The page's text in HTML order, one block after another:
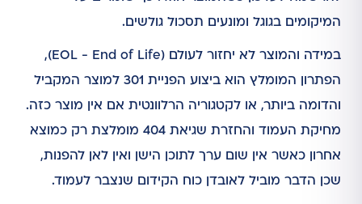
המיקומים בגוגל ומונעים תסכול גולשים.
במידה והמוצר לא יחזור לעולם (EOL - End of Life),
הפתרון המומלץ הוא ביצוע הפניית 301 למוצר המקביל
והדומה ביותר, או לקטגוריה הרלוונטית אם אין מוצר כזה.
מחיקת העמוד והחזרת שגיאת 404 מומלצת רק כמוצא
אחרון כאשר אין שום ערך לתוכן הישן ואין לאן להפנות,
שכן הדבר מוביל לאובדן כוח הקידום שנצבר לעמוד.